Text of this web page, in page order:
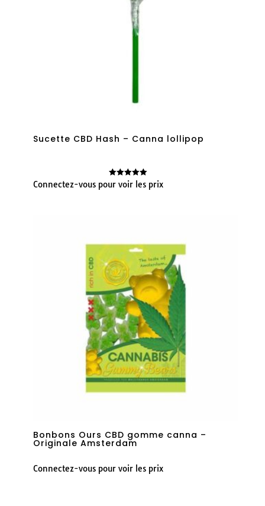
Sucette CBD Hash – Canna lollipop
Note
5.00
Connectez-vous pour voir les prix
Bonbons Ours CBD gomme canna –
Originale Amsterdam
Connectez-vous pour voir les prix